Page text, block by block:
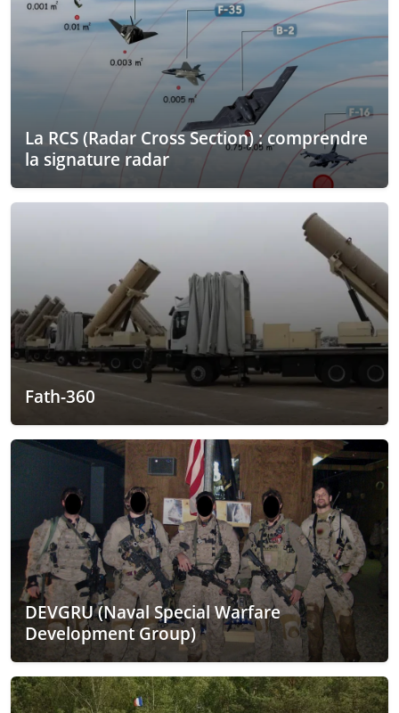
La RCS (Radar Cross Section) : comprendre
la signature radar
Fath-360
DEVGRU (Naval Special Warfare
Development Group)